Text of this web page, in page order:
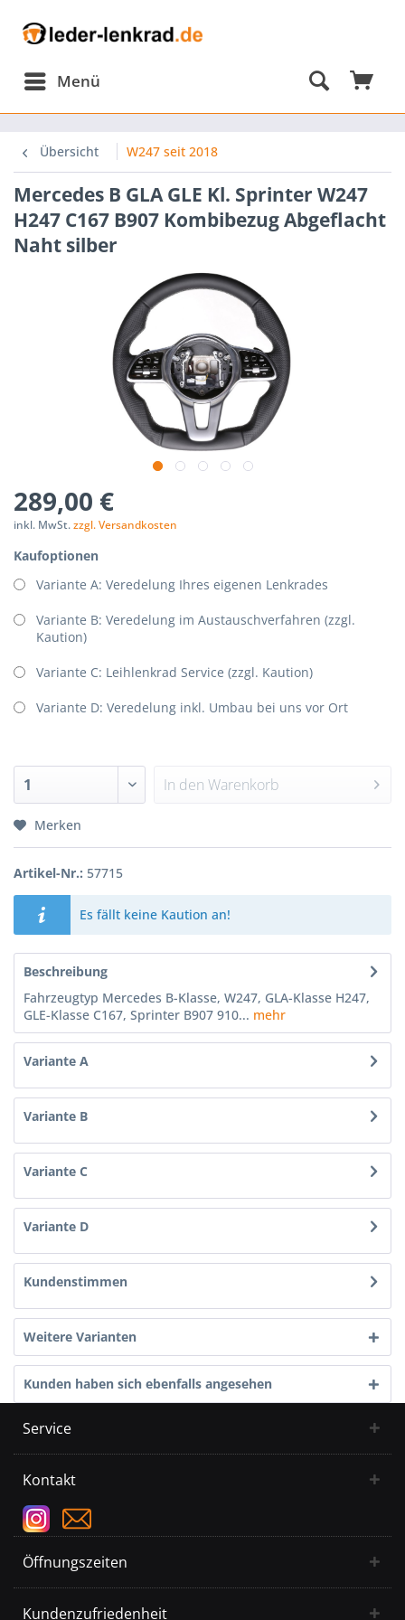
Menü
Übersicht W247 seit 2018
Mercedes B GLA GLE Kl. Sprinter W247
H247 C167 B907 Kombibezug Abgeflacht
Naht silber
289,00 €
inkl. MwSt.zzgl. Versandkosten
Kaufoptionen
Variante A: Veredelung Ihres eigenen Lenkrades
Variante B: Veredelung im Austauschverfahren (zzgl.
Kaution)
Variante C: Leihlenkrad Service (zzgl. Kaution)
Variante D: Veredelung inkl. Umbau bei uns vor Ort
In den Warenkorb
Merken
Artikel-Nr.: 57715
Es fällt keine Kaution an!
Beschreibung
Fahrzeugtyp Mercedes B-Klasse, W247, GLA-Klasse H247,
GLE-Klasse C167, Sprinter B907 910... mehr
Variante A
Variante B
Variante C
Variante D
Kundenstimmen
Weitere Varianten
Kunden haben sich ebenfalls angesehen
Service
Kontakt
Öffnungszeiten
Kundenzufriedenheit